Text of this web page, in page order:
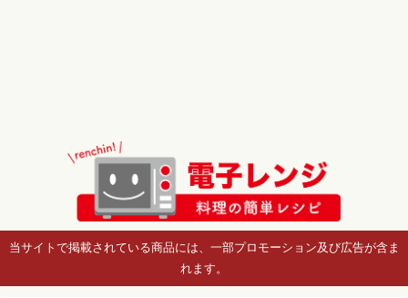
当サイトで掲載されている商品には、一部プロモーション及び広告が含ま
れます。